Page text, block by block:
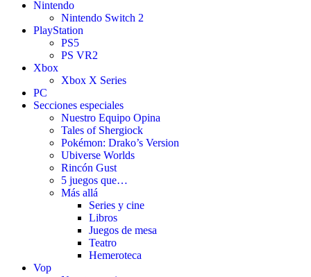
Nintendo
Nintendo Switch 2
PlayStation
PS5
PS VR2
Xbox
Xbox X Series
PC
Secciones especiales
Nuestro Equipo Opina
Tales of Shergiock
Pokémon: Drako’s Version
Ubiverse Worlds
Rincón Gust
5 juegos que…
Más allá
Series y cine
Libros
Juegos de mesa
Teatro
Hemeroteca
Vop